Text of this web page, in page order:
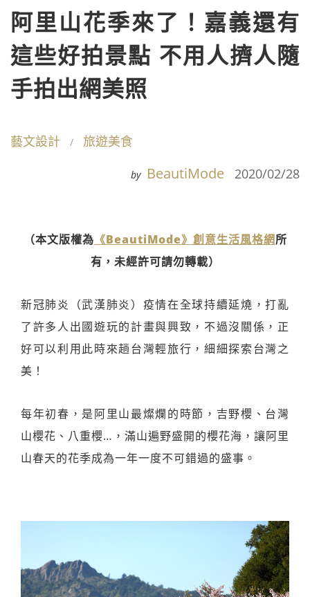
阿里山花季來了！嘉義還有
這些好拍景點 不用人擠人隨
手拍出網美照
藝文設計 旅遊美食
by BeautiMode 2020/02/28
（本文版權為 《BeautiMode》創意生活風格網所
有，未經許可請勿轉載）
新冠肺炎（武漢肺炎）疫情在全球持續延燒，打亂
了許多人出國遊玩的計畫與興致，不過沒關係，正
好可以利用此時來趟台灣輕旅行，細細探索台灣之
美！
每年初春，是阿里山最燦爛的時節，吉野櫻、台灣
山櫻花、八重櫻…，滿山遍野盛開的櫻花海，讓阿里
山春天的花季成為一年一度不可錯過的盛事。